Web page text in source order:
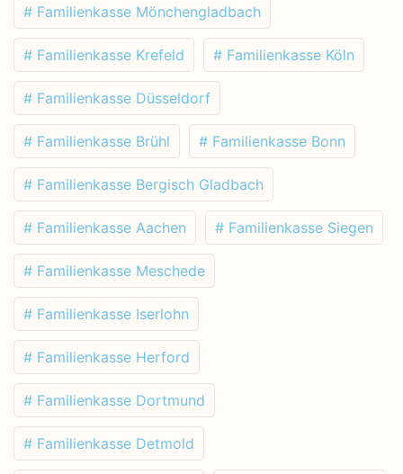
# Familienkasse Mönchengladbach
# Familienkasse Krefeld # Familienkasse Köln
# Familienkasse Düsseldorf
# Familienkasse Brühl # Familienkasse Bonn
# Familienkasse Bergisch Gladbach
# Familienkasse Aachen # Familienkasse Siegen
# Familienkasse Meschede
# Familienkasse Iserlohn
# Familienkasse Herford
# Familienkasse Dortmund
# Familienkasse Detmold